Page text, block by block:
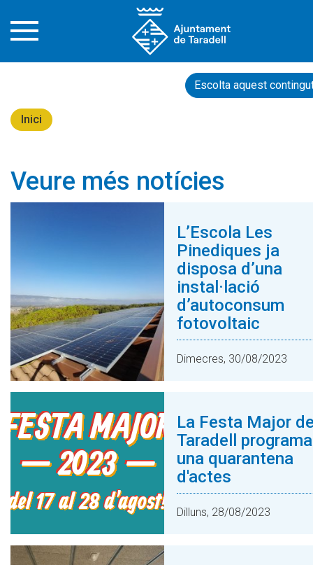
Escolta aquest
Inici
Veure més notícies
L’Escola Les
Pinediques ja
disposa d’una
instal·lació
d’autoconsum
fotovoltaic
Dimecres, 30/08/2023
La Festa Major
Taradell programa
una quarantena
d'actes
Dilluns, 28/08/2023